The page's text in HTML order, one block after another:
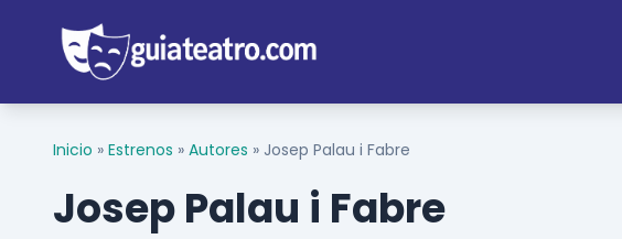
Inicio » Estrenos » Autores » Josep Palau i Fabre
Josep Palau i Fabre